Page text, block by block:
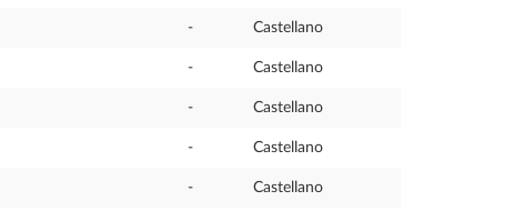
- Castellano
- Castellano
- Castellano
- Castellano
- Castellano